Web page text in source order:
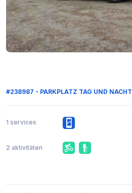
#238987 - PARKPLATZ TAG UND NACHT
1 services
2 aktivitäten